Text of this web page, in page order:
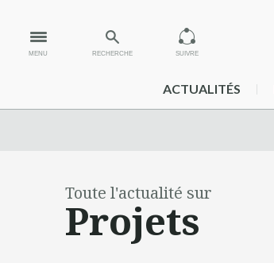
MENU RECHERCHE SUIVRE
ACTUALITÉS
Toute l'actualité sur
Projets